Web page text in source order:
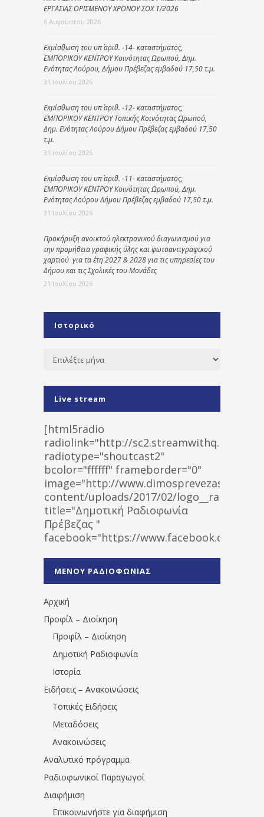
ΕΡΓΑΣΙΑΣ ΟΡΙΣΜΕΝΟΥ ΧΡΟΝΟΥ ΣΟΧ 1/2026
6 Αυγούστου 2026
Εκμίσθωση του υπ΄ αριθ. -14- καταστήματος,
ΕΜΠΟΡΙΚΟΥ ΚΕΝΤΡΟΥ Κοινότητας Ωρωπού, Δημ.
Ενότητας Λούρου, Δήμου Πρέβεζας εμβαδού 17,50 τ.μ.
31 Ιουλίου 2026
Εκμίσθωση του υπ΄ αριθ. -12- καταστήματος,
ΕΜΠΟΡΙΚΟΥ ΚΕΝΤΡΟΥ Τοπικής Κοινότητας Ωρωπού,
Δημ. Ενότητας Λούρου Δήμου Πρέβεζας εμβαδού 17,50
τ.μ.
31 Ιουλίου 2026
Εκμίσθωση του υπ΄ αριθ. -11- καταστήματος,
ΕΜΠΟΡΙΚΟΥ ΚΕΝΤΡΟΥ Κοινότητας Ωρωπού, Δημ.
Ενότητας Λούρου Δήμου Πρέβεζας εμβαδού 17,50 τ.μ.
31 Ιουλίου 2026
Προκήρυξη ανοικτού ηλεκτρονικού διαγωνισμού για
την προμήθεια γραφικής ύλης και φωτοαντιγραφικού
χαρτιού για τα έτη 2027 & 2028 για τις υπηρεσίες του
Δήμου και τις Σχολικές του Μονάδες
21 Ιουλίου 2026
Ιστορικό
Ιστορικό
Live stream
[html5radio
radiolink="http://
radiotype="shoutcast2"
bcolor="ffffff" frameborder="0"
image="http://www.dimosprevezas.gr/wp-
content/uploads/2017/02/
title="Δημοτική Ραδιοφωνία
Πρέβεζας "
facebook="https://www.facebook.com/
1531194763766854/" artist="" ]
ΜΕΝΟΥ ΡΑΔΙΟΦΩΝΙΑΣ
Αρχική
Προφίλ – Διοίκηση
Προφίλ – Διοίκηση
Δημοτική Ραδιοφωνία
Ιστορία
Ειδήσεις – Ανακοινώσεις
Τοπικές Ειδήσεις
Μεταδόσεις
Ανακοινώσεις
Αναλυτικό πρόγραμμα
Ραδιοφωνικοί Παραγωγοί
Διαφήμιση
Επικοινωνήστε για διαφήμιση